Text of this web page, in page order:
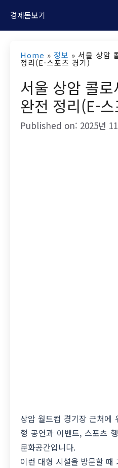
경제돋보기
Home » 정보 » 서울 상암
정리(E-스포츠 경기)
서울 상암 콜
완전 정리(E-
Published on: 2025년
상암 월드컵 경기장 근처에
형 공연과 이벤트, 스포츠
문화공간입니다.
이런 대형 시설을 방문할 때